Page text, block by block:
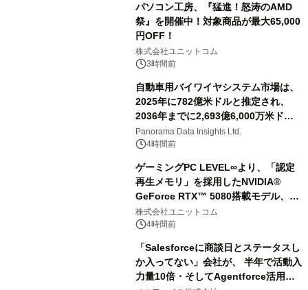
パソコン工房、『猛進！怒涛のAMD
祭』を開催中！対象商品が最大65,000
円OFF！
株式会社ユニットコム
3時間前
自動車用バイワイヤシステム市場は、
2025年に782億米ドルと推定され、
2036年までに2,693億6,000万米ドル
に達すると予測されており、予測期間
（2026年～2036年）
Panorama Data Insights Ltd.
4時間前
ゲーミングPC LEVEL∞より、「認定
再生メモリ」を採用したNVIDIA®
GeForce RTX™ 5080搭載モデル、
NVIDIA® GeForce RTX™ 5070 Ti搭
載モデルを販売開始
株式会社ユニットコム
4時間前
「Salesforceに商談日とステータスし
か入ってない」会社が、 半年で活動入
力量10倍・そしてAgentforce活用へ